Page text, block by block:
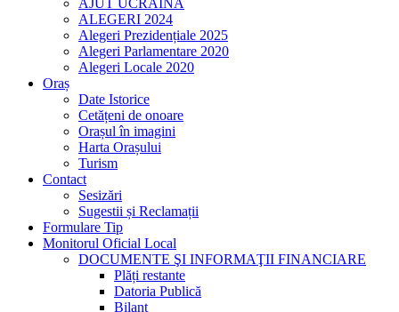
AJUT UCRAINA
ALEGERI 2024
Alegeri Prezidențiale 2025
Alegeri Parlamentare 2020
Alegeri Locale 2020
Oraș
Date Istorice
Cetățeni de onoare
Orașul în imagini
Harta Orașului
Turism
Contact
Sesizări
Sugestii și Reclamații
Formulare Tip
Monitorul Oficial Local
DOCUMENTE ŞI INFORMAŢII FINANCIARE
Plăți restante
Datoria Publică
Bilanț